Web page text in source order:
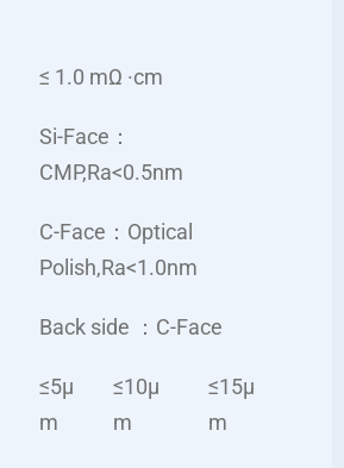
≤ 1.0 mΩ ·cm
Si-Face：
CMP,Ra<0.5nm
C-Face：Optical
Polish,Ra<1.0nm
Back side ：C-Face
≤5μ
m
≤10μ
m
≤15μ
m